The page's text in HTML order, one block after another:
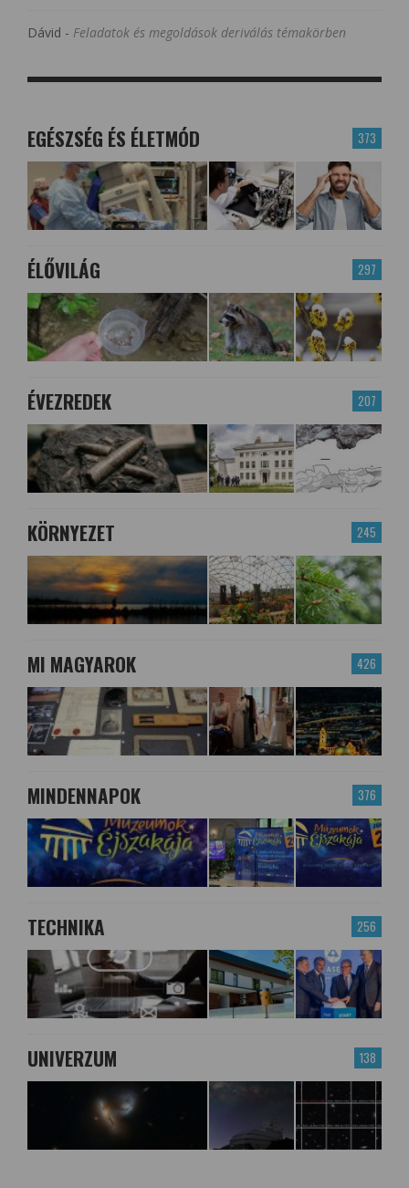
Dávid - Feladatok és megoldások deriválás témakörben
373
EGÉSZSÉG ÉS ÉLETMÓD
297
ÉLŐVILÁG
207
ÉVEZREDEK
245
KÖRNYEZET
426
MI MAGYAROK
376
MINDENNAPOK
256
TECHNIKA
138
UNIVERZUM